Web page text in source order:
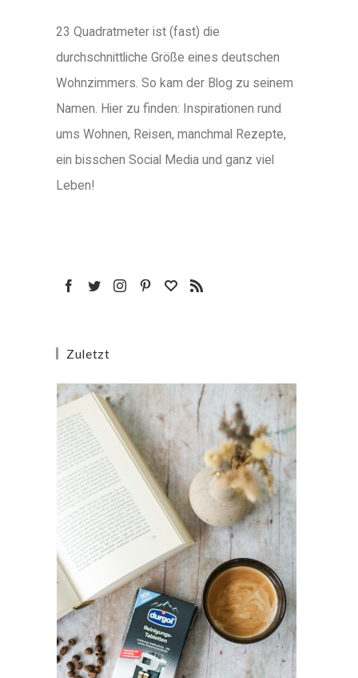
23 Quadratmeter ist (fast) die
durchschnittliche Größe eines deutschen
Wohnzimmers. So kam der Blog zu seinem
Namen. Hier zu finden: Inspirationen rund
ums Wohnen, Reisen, manchmal Rezepte,
ein bisschen Social Media und ganz viel
Leben!
Zuletzt